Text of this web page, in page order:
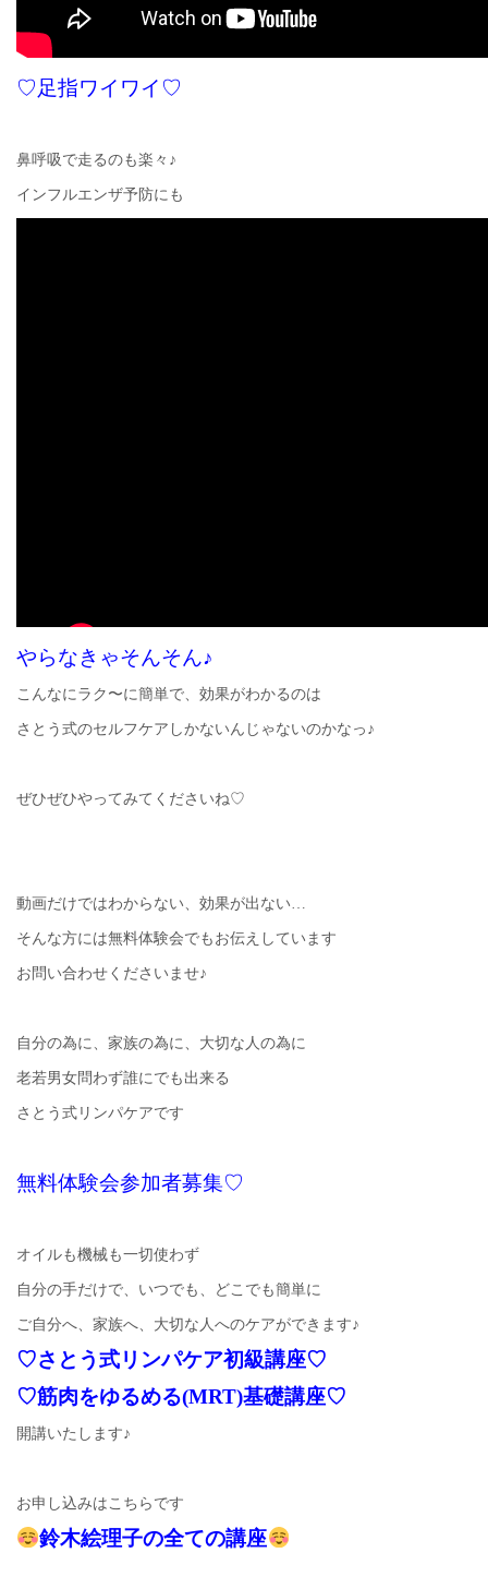
♡足指ワイワイ♡
鼻呼吸で走るのも楽々♪
インフルエンザ予防にも
やらなきゃそんそん♪
こんなにラク〜に簡単で、効果がわかるのは
さとう式のセルフケアしかないんじゃないのかなっ♪
ぜひぜひやってみてくださいね♡
動画だけではわからない、効果が出ない…
そんな方には無料体験会でもお伝えしています
お問い合わせくださいませ♪
自分の為に、家族の為に、大切な人の為に
老若男女問わず誰にでも出来る
さとう式リンパケアです
無料体験会参加者募集♡
オイルも機械も一切使わず
自分の手だけで、いつでも、どこでも簡単に
ご自分へ、家族へ、大切な人へのケアができます♪
♡さとう式リンパケア初級講座♡
♡筋肉をゆるめる(MRT)基礎講座♡
開講いたします♪
お申し込みはこちらです
鈴木絵理子の全ての講座